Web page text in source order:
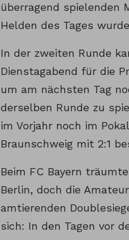
überragend spielenden
Helden des Tages
In der zweiten Runde
Dienstagabend für die
um am nächsten Tag
derselben Runde zu
im Vorjahr noch im
Braunschweig mit 2:1
Beim FC Bayern
Berlin, doch die
amtierenden
sich: In den Tagen vor